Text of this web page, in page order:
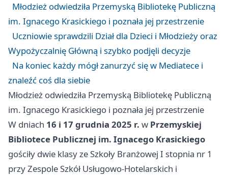
Młodzież odwiedziła Przemyską Bibliotekę Publiczną
im. Ignacego Krasickiego i poznała jej przestrzenie
Uczniowie sprawdzili Dział dla Dzieci i Młodzieży oraz
Wypożyczalnię Główną i szybko podjęli decyzje
Na koniec każdy mógł zanurzyć się w Mediatece i
znaleźć coś dla siebie
Młodzież odwiedziła Przemyską Bibliotekę Publiczną
im. Ignacego Krasickiego i poznała jej przestrzenie
W dniach 16 i 17 grudnia 2025 r. w Przemyskiej
Bibliotece Publicznej im. Ignacego Krasickiego
gościły dwie klasy ze Szkoły Branżowej I stopnia nr 1
przy Zespole Szkół Usługowo-Hotelarskich i